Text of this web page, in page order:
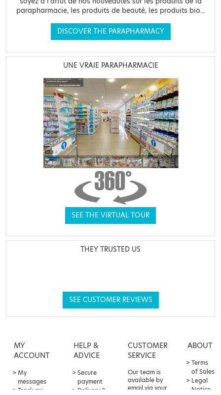
parapharmacie, les produits de beauté, les produits bio...
DISCOVER THE PARAPHARMACY
UNE VRAIE PARAPHARMACIE
SEE THE VIRTUAL TOUR
THEY TRUSTED US
SEE CUSTOMER REVIEWS
MY
ACCOUNT
My
messages
Track my
HELP &
ADVICE
Secure
payment
Delivery &
CUSTOMER
SERVICE
Our team is
available by
email via your
ABOUT
Terms
of Sales
Legal
Notice